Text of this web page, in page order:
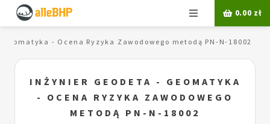
Menu 0.00 zł
- Ocena Ryzyka Zawodowego metodą PN-N-18002
INŻYNIER GEODETA - GEOMATYKA
- OCENA RYZYKA ZAWODOWEGO
METODĄ PN-N-18002